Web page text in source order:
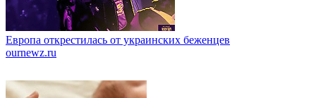
Европа открестилась от украинских беженцев
ournewz.ru